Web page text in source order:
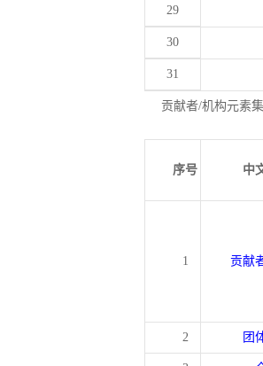
29
30
31
贡献者/机构元素
序号 中
1 贡献
2 团